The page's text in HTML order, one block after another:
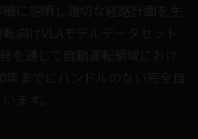
に説明し適切な経路計画を生
向けVLAモデルデータセット
発を通じて自動運転領域におけ
年までにハンドルのない完全自
ます。